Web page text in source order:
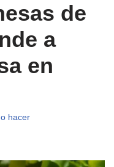
de
a
en
hacer